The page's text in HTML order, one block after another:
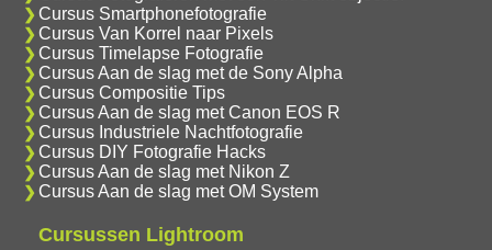
Cursus Smartphonefotografie
Cursus Van Korrel naar Pixels
Cursus Timelapse Fotografie
Cursus Aan de slag met de Sony Alpha
Cursus Compositie Tips
Cursus Aan de slag met Canon EOS R
Cursus Industriele Nachtfotografie
Cursus DIY Fotografie Hacks
Cursus Aan de slag met Nikon Z
Cursus Aan de slag met OM System
Cursussen Lightroom